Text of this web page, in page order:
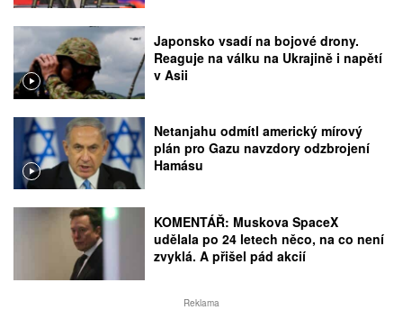
Japonsko vsadí na bojové drony.
Reaguje na válku na Ukrajině i napětí
v Asii
Netanjahu odmítl americký mírový
plán pro Gazu navzdory odzbrojení
Hamásu
KOMENTÁŘ: Muskova SpaceX
udělala po 24 letech něco, na co není
zvyklá. A přišel pád akcií
Reklama